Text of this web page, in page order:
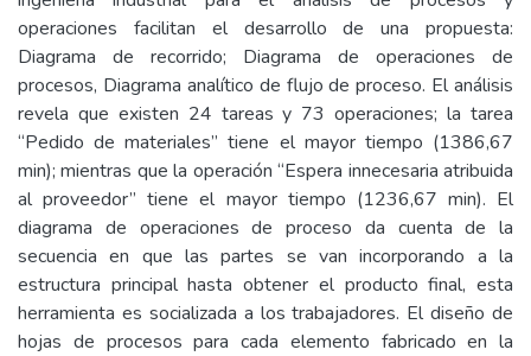
operaciones facilitan el desarrollo de una propuesta:
Diagrama de recorrido; Diagrama de operaciones de
procesos, Diagrama analítico de flujo de proceso. El análisis
revela que existen 24 tareas y 73 operaciones; la tarea
“Pedido de materiales” tiene el mayor tiempo (1386,67
min); mientras que la operación “Espera innecesaria atribuida
al proveedor” tiene el mayor tiempo (1236,67 min). El
diagrama de operaciones de proceso da cuenta de la
secuencia en que las partes se van incorporando a la
estructura principal hasta obtener el producto final, esta
herramienta es socializada a los trabajadores. El diseño de
hojas de procesos para cada elemento fabricado en la